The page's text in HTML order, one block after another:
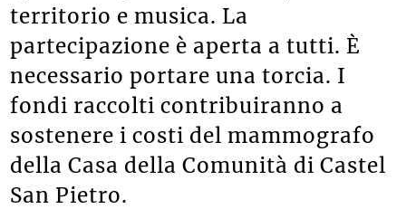
territorio e musica. La
partecipazione è aperta a tutti. È
necessario portare una torcia. I
fondi raccolti contribuiranno a
sostenere i costi del mammografo
della Casa della Comunità di Castel
San Pietro.